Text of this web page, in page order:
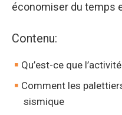
économiser du temps
Contenu:
Qu’est-ce que
Comment les
sismique